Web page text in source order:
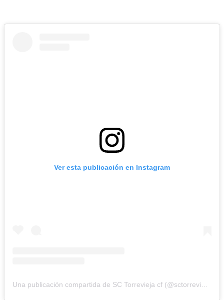
Ver esta publicación en Instagram
Una publicación compartida de SC Torrevieja cf (@sctorreviejacf)